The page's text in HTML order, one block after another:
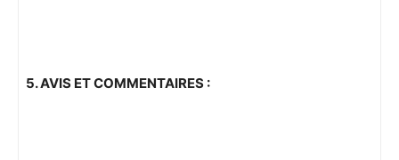
5. AVIS ET COMMENTAIRES :